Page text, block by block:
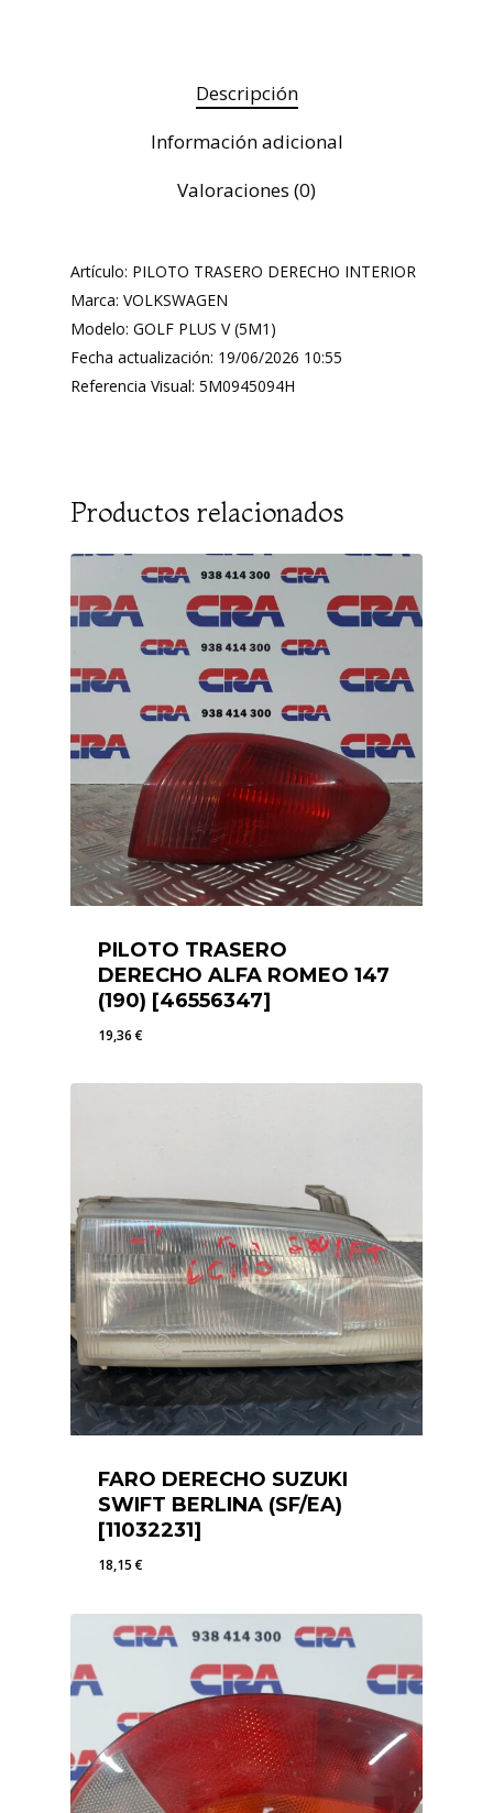
Descripción
Información adicional
Valoraciones (0)
Artículo: PILOTO TRASERO DERECHO INTERIOR
Marca: VOLKSWAGEN
Modelo: GOLF PLUS V (5M1)
Fecha actualización: 19/06/2026 10:55
Referencia Visual: 5M0945094H
Productos relacionados
PILOTO TRASERO
DERECHO ALFA ROMEO 147
(190) [46556347]
19,36€
FARO DERECHO SUZUKI
SWIFT BERLINA (SF/EA)
[11032231]
18,15€